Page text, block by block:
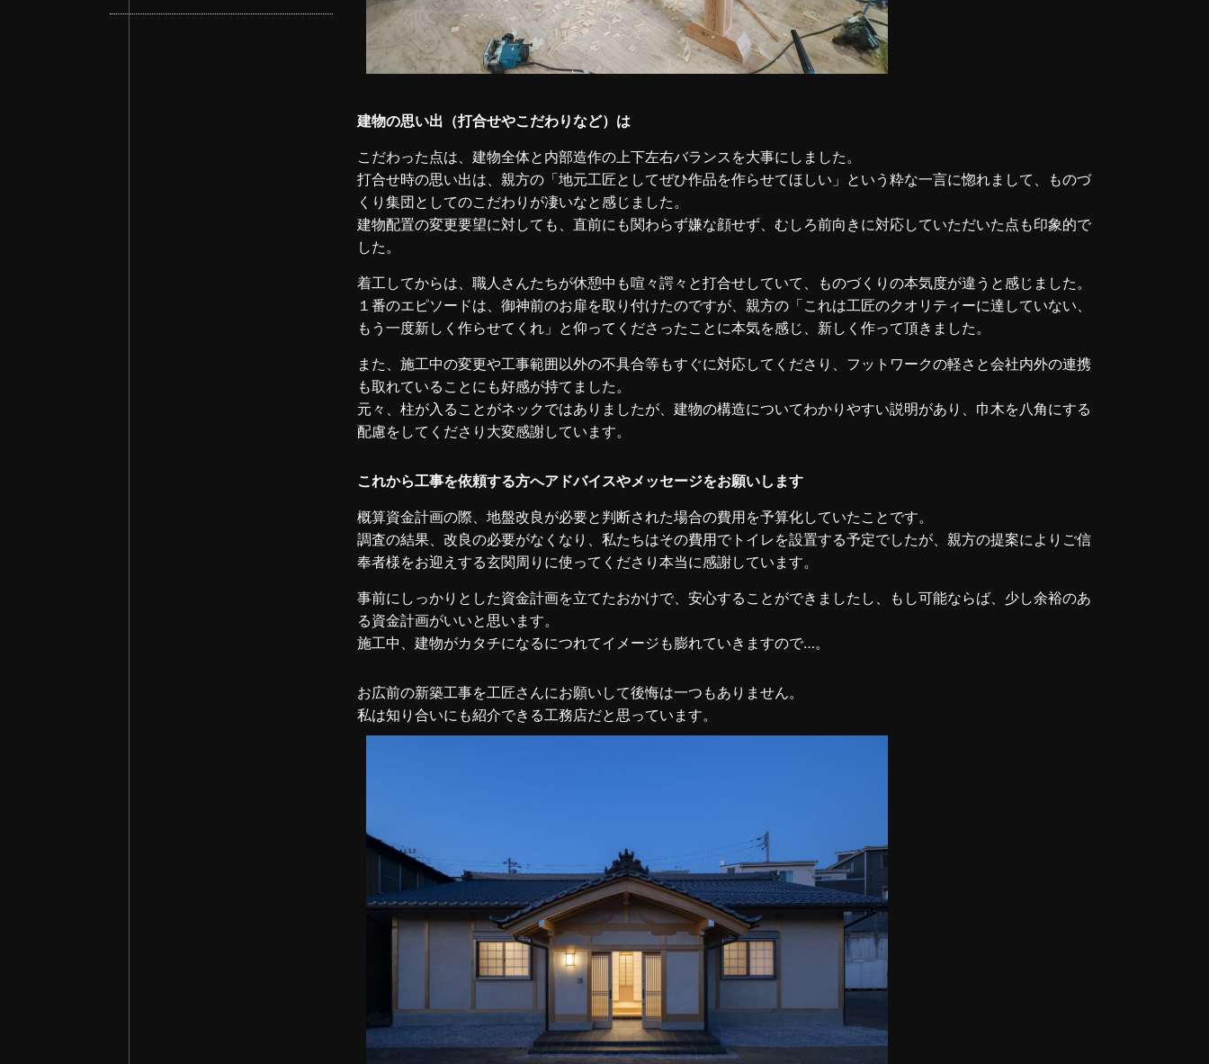
建物の思い出（打合せやこだわりなど）は
こだわった点は、建物全体と内部造作の上下左右バランスを大事にしました。
打合せ時の思い出は、親方の「地元工匠としてぜひ作品を作らせてほしい」という粋な一言に惚れまして、ものづ
くり集団としてのこだわりが凄いなと感じました。
建物配置の変更要望に対しても、直前にも関わらず嫌な顔せず、むしろ前向きに対応していただいた点も印象的で
した。
着工してからは、職人さんたちが休憩中も喧々諤々と打合せしていて、ものづくりの本気度が違うと感じました。
１番のエピソードは、御神前のお扉を取り付けたのですが、親方の「これは工匠のクオリティーに達していない、
もう一度新しく作らせてくれ」と仰ってくださったことに本気を感じ、新しく作って頂きました。
また、施工中の変更や工事範囲以外の不具合等もすぐに対応してくださり、フットワークの軽さと会社内外の連携
も取れていることにも好感が持てました。
元々、柱が入ることがネックではありましたが、建物の構造についてわかりやすい説明があり、巾木を八角にする
配慮をしてくださり大変感謝しています。
これから工事を依頼する方へアドバイスやメッセージをお願いします
概算資金計画の際、地盤改良が必要と判断された場合の費用を予算化していたことです。
調査の結果、改良の必要がなくなり、私たちはその費用でトイレを設置する予定でしたが、親方の提案によりご信
奉者様をお迎えする玄関周りに使ってくださり本当に感謝しています。
事前にしっかりとした資金計画を立てたおかけで、安心することができましたし、もし可能ならば、少し余裕のあ
る資金計画がいいと思います。
施工中、建物がカタチになるにつれてイメージも膨れていきますので…。
お広前の新築工事を工匠さんにお願いして後悔は一つもありません。
私は知り合いにも紹介できる工務店だと思っています。